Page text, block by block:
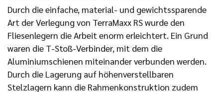
Durch die einfache, material- und gewichtssparende
Art der Verlegung von TerraMaxx RS wurde den
Fliesenlegern die Arbeit enorm erleichtert. Ein Grund
waren die T-Stoß-Verbinder, mit dem die
Aluminiumschienen miteinander verbunden werden.
Durch die Lagerung auf höhenverstellbaren
Stelzlagern kann die Rahmenkonstruktion zudem